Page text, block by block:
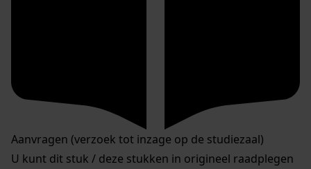
Aanvragen (verzoek tot inzage op de studiezaal)
U kunt dit stuk / deze stukken in origineel raadplegen